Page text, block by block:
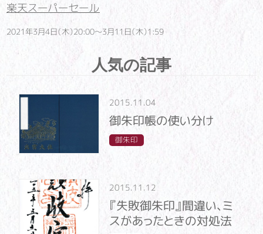
楽天スーパーセール
2021年3月4日（木）20:00～3月11日（木）1:59
人気の記事
2015.11.04
御朱印帳の使い分け
御朱印
2015.11.12
『失敗御朱印』間違い、ミ
スがあったときの対処法